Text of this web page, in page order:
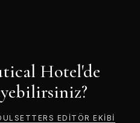
Hotel'de
EDITÖR EKIBI